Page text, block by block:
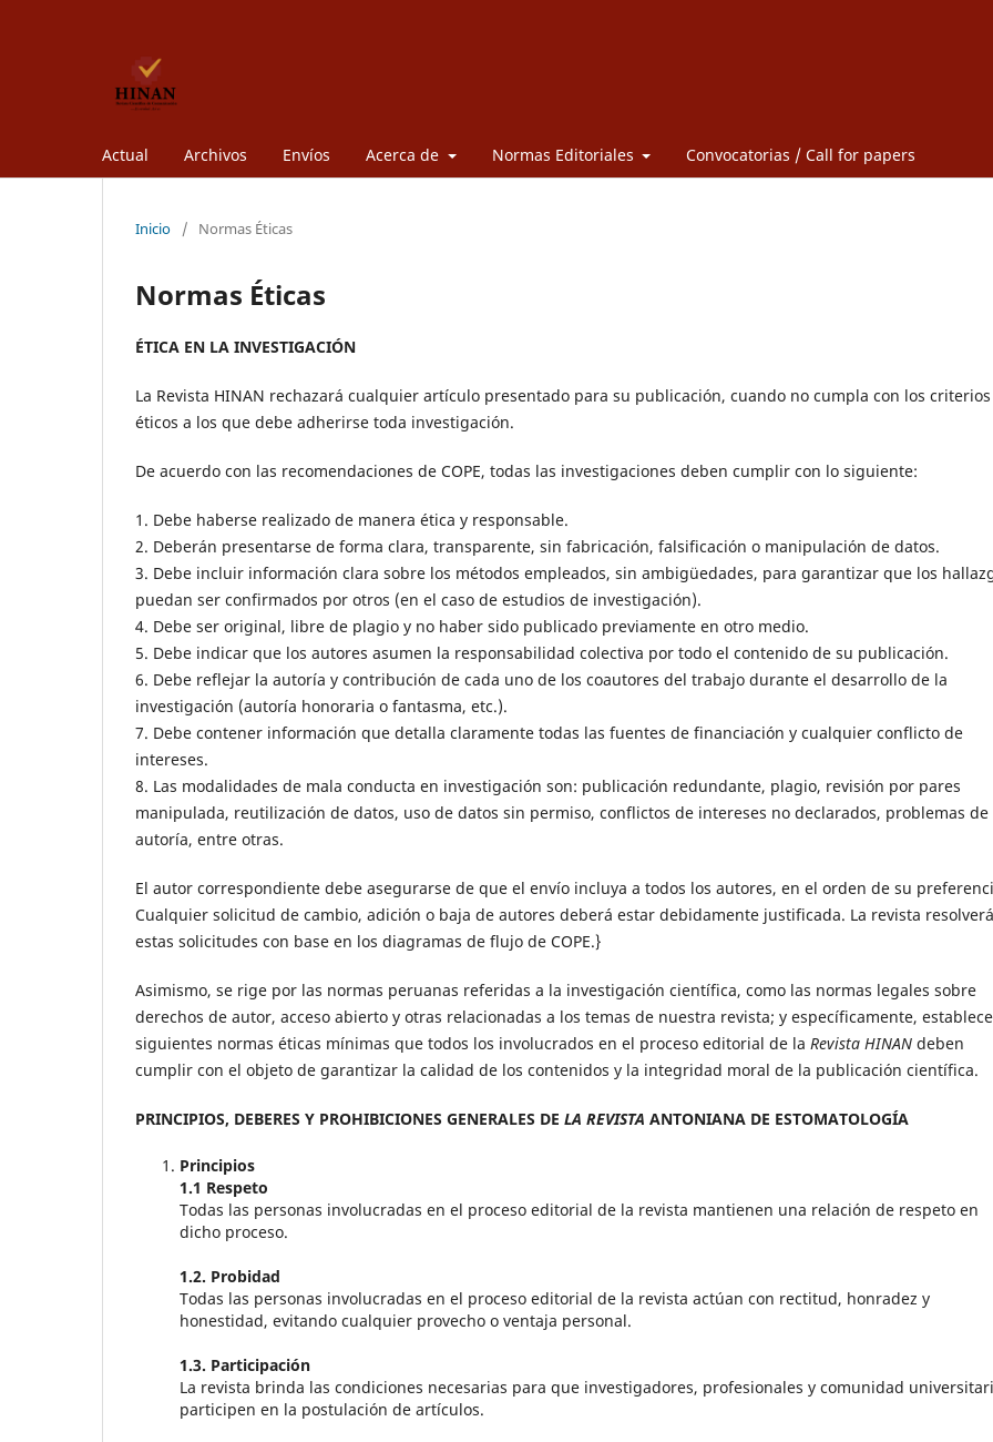
Actual Archivos Envíos Acerca de Normas Editoriales Convocatorias / Call for papers
Inicio / Normas Éticas
Normas Éticas
ÉTICA EN LA INVESTIGACIÓN
La Revista HINAN rechazará cualquier artículo presentado para su publicación, cuando no cumpla con los criterios
éticos a los que debe adherirse toda investigación.
De acuerdo con las recomendaciones de COPE, todas las investigaciones deben cumplir con lo siguiente:
1. Debe haberse realizado de manera ética y responsable.
2. Deberán presentarse de forma clara, transparente, sin fabricación, falsificación o manipulación de datos.
3. Debe incluir información clara sobre los métodos empleados, sin ambigüedades, para garantizar que los
puedan ser confirmados por otros (en el caso de estudios de investigación).
4. Debe ser original, libre de plagio y no haber sido publicado previamente en otro medio.
5. Debe indicar que los autores asumen la responsabilidad colectiva por todo el contenido de su publicación.
6. Debe reflejar la autoría y contribución de cada uno de los coautores del trabajo durante el desarrollo de la
investigación (autoría honoraria o fantasma, etc.).
7. Debe contener información que detalla claramente todas las fuentes de financiación y cualquier conflicto de
intereses.
8. Las modalidades de mala conducta en investigación son: publicación redundante, plagio, revisión por pares
manipulada, reutilización de datos, uso de datos sin permiso, conflictos de intereses no declarados, problemas de
autoría, entre otras.
El autor correspondiente debe asegurarse de que el envío incluya a todos los autores, en el orden de su
Cualquier solicitud de cambio, adición o baja de autores deberá estar debidamente justificada. La revista resolverá
estas solicitudes con base en los diagramas de flujo de COPE.}
Asimismo, se rige por las normas peruanas referidas a la investigación científica, como las normas legales sobre
derechos de autor, acceso abierto y otras relacionadas a los temas de nuestra revista; y específicamente,
siguientes normas éticas mínimas que todos los involucrados en el proceso editorial de la Revista HINAN deben
cumplir con el objeto de garantizar la calidad de los contenidos y la integridad moral de la publicación científica.
PRINCIPIOS, DEBERES Y PROHIBICIONES GENERALES DE LA REVISTA ANTONIANA DE ESTOMATOLOGÍA
Principios
1.1 Respeto
Todas las personas involucradas en el proceso editorial de la revista mantienen una relación de respeto en
dicho proceso.
1.2. Probidad
Todas las personas involucradas en el proceso editorial de la revista actúan con rectitud, honradez y
honestidad, evitando cualquier provecho o ventaja personal.
1.3. Participación
La revista brinda las condiciones necesarias para que investigadores, profesionales y comunidad
participen en la postulación de artículos.